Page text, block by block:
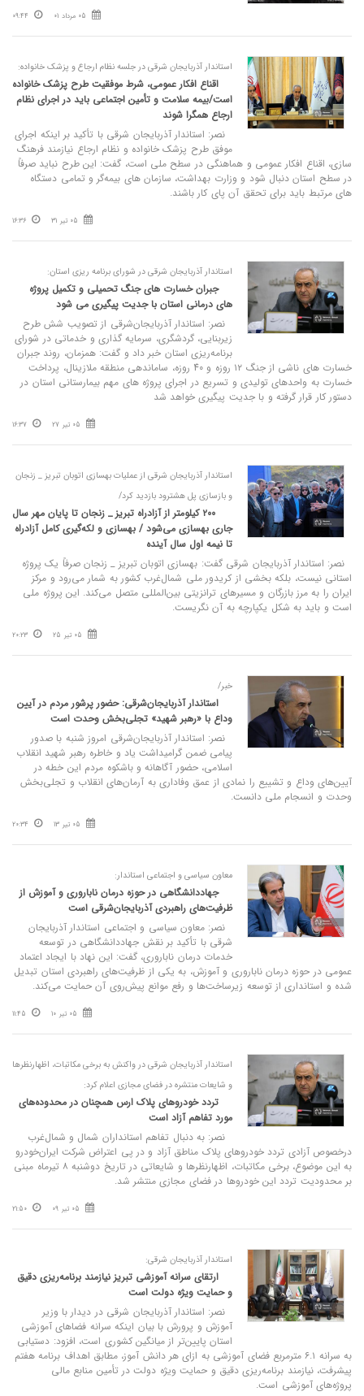
05 مرداد 01 09:44
استاندار آذربایجان شرقی در جلسه نظام ارجاع و پزشک خانواده:
اقناع افکار عمومی، شرط موفقیت طرح پزشک خانواده
است/بیمه سلامت و تأمین اجتماعی باید در اجرای نظام
ارجاع همگرا شوند
نصر: استاندار آذربایجان شرقی با تأکید بر اینکه اجرای
موفق طرح پزشک خانواده و نظام ارجاع نیازمند فرهنگ‌
سازی، اقناع افکار عمومی و هماهنگی در سطح ملی است، گفت: این طرح نباید صرفاً
در سطح استان دنبال شود و وزارت بهداشت، سازمان ‌های بیمه‌گر و تمامی دستگاه
‌های مرتبط باید برای تحقق آن پای کار باشند.
05 تیر 31 16:36
استاندار آذربایجان شرقی در شورای برنامه ریزی استان:
جبران خسارت ‌های جنگ تحمیلی و تکمیل پروژه‌
های درمانی استان با جدیت پیگیری می‌ شود
نصر: استاندار آذربایجان‌شرقی از تصویب شش طرح
زیربنایی، گردشگری، سرمایه‌ گذاری و خدماتی در شورای
برنامه‌ریزی استان خبر داد و گفت: همزمان، روند جبران
خسارت‌ های ناشی از جنگ ۱۲ روزه و 40 روزه، ساماندهی منطقه ملازینال، پرداخت
خسارت به واحدهای تولیدی و تسریع در اجرای پروژه‌ های مهم بیمارستانی استان در
دستور کار قرار گرفته و با جدیت پیگیری خواهد شد
05 تیر 27 16:37
استاندار آذربایجان شرقی از عملیات بهسازی اتوبان تبریز _ زنجان
و بازسازی پل هشترود بازدید کرد/
۲۰۰ کیلومتر از آزادراه تبریز _ زنجان تا پایان مهر سال
جاری بهسازی می‌شود / بهسازی و لکه‌گیری کامل آزادراه
تا نیمه اول سال آینده
نصر: استاندار آذربایجان شرقی گفت: بهسازی اتوبان تبریز _ زنجان صرفاً یک پروژه
استانی نیست، بلکه بخشی از کریدور ملی شمال‌غرب کشور به شمار می‌رود و مرکز
ایران را به مرز بازرگان و مسیرهای ترانزیتی بین‌المللی متصل می‌کند. این پروژه ملی
است و باید به شکل یکپارچه به آن نگریست.
05 تیر 25 20:23
خبر/
استاندار آذربایجان‌شرقی: حضور پرشور مردم در آیین
وداع با «رهبر شهید» تجلی‌بخش وحدت است
نصر: استاندار آذربایجان‌شرقی امروز شنبه با صدور
پیامی ضمن گرامیداشت یاد و خاطره رهبر شهید انقلاب
اسلامی، حضور آگاهانه و باشکوه مردم این خطه در
آیین‌های وداع و تشییع را نمادی از عمق وفاداری به آرمان‌های انقلاب و تجلی‌بخش
وحدت و انسجام ملی دانست.
05 تیر 13 20:34
معاون سیاسی و اجتماعی استاندار:
جهاددانشگاهی در حوزه درمان ناباروری و آموزش از
ظرفیت‌های راهبردی آذربایجان‌شرقی است
نصر: معاون سیاسی و اجتماعی استاندار آذربایجان
شرقی با تأکید بر نقش جهاددانشگاهی در توسعه
خدمات درمان ناباروری، گفت: این نهاد با ایجاد اعتماد
عمومی در حوزه درمان ناباروری و آموزش، به یکی از ظرفیت‌های راهبردی استان تبدیل
شده و استانداری از توسعه زیرساخت‌ها و رفع موانع پیش‌روی آن حمایت می‌کند.
05 تیر 10 11:45
استاندار آذربایجان شرقی در واکنش به برخی مکاتبات، اظهارنظرها
و شایعات منتشره در فضای مجازی اعلام کرد:
تردد خودروهای پلاک ارس همچنان در محدوده‌های
مورد تفاهم آزاد است
نصر: به دنبال تفاهم استانداران شمال و شمال‌غرب
درخصوص آزادی تردد خودروهای پلاک مناطق آزاد و در پی اعتراض شرکت ایران‌خودرو
به این موضوع، برخی مکاتبات، اظهارنظرها و شایعاتی در تاریخ دوشنبه ۸ تیرماه مبنی
بر محدودیت تردد این خودروها در فضای مجازی منتشر شد.
05 تیر 09 21:50
استاندار آذربایجان شرقی:
ارتقای سرانه آموزشی تبریز نیازمند برنامه‌ریزی دقیق
و حمایت ویژه دولت است
نصر: استاندار آذربایجان شرقی در دیدار با وزیر
آموزش و پرورش با بیان اینکه سرانه فضاهای آموزشی
استان پایین‌تر از میانگین کشوری است، افزود: دستیابی
به سرانه ۶.۱ مترمربع فضای آموزشی به ازای هر دانش ‌آموز، مطابق اهداف برنامه هفتم
پیشرفت، نیازمند برنامه‌ریزی دقیق و حمایت ویژه دولت در تأمین منابع مالی
پروژه‌های آموزشی است.